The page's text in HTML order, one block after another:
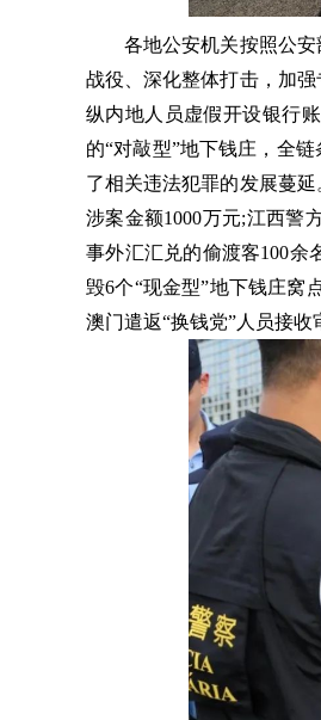
各地公安机关按照公安
战役、深化整体打击，加
纵内地人员虚假开设银行
的“对敲型”地下钱庄，全
了相关违法犯罪的发展蔓
涉案金额1000万元;江西警
事外汇汇兑的偷渡客100余
毁6个“现金型”地下钱庄窝
澳门遣返“换钱党”人员接收